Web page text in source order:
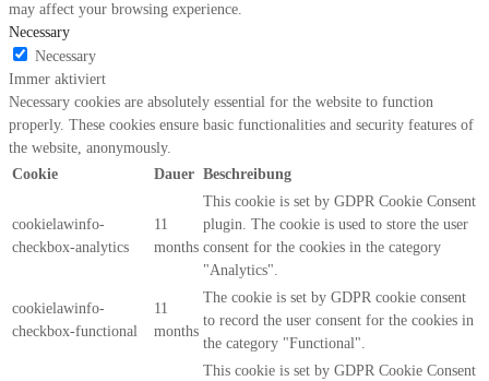
may affect your browsing experience.
Necessary
Necessary
Immer aktiviert
Necessary cookies are absolutely essential for the website to function
properly. These cookies ensure basic functionalities and security features of
the website, anonymously.
Cookie
Dauer Beschreibung
cookielawinfo-
checkbox-analytics
11
months
This cookie is set by GDPR Cookie Consent
plugin. The cookie is used to store the user
consent for the cookies in the category
"Analytics".
cookielawinfo-
checkbox-functional
11
months
The cookie is set by GDPR cookie consent
to record the user consent for the cookies in
the category "Functional".
This cookie is set by GDPR Cookie Consent